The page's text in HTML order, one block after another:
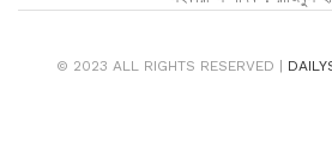
© 2023 ALL RIGHTS RESERVED |